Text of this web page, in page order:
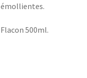
émollientes.
Flacon 500ml.